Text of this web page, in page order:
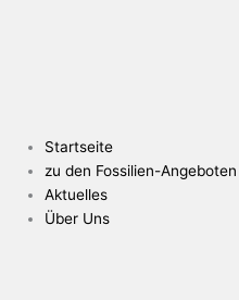
Startseite
zu den Fossilien-Angeboten
Aktuelles
Über Uns